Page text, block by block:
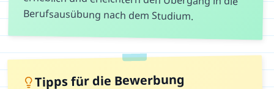
Berufsausübung nach dem Studium.
Tipps für die Bewerbung